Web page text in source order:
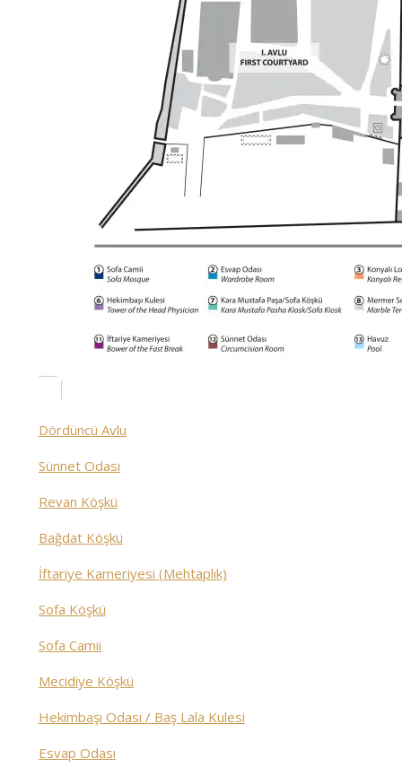
Dördüncü Avlu
Sünnet Odası
Revan Köşkü
Bağdat Köşkü
İftariye Kameriyesi (Mehtaplık)
Sofa Köşkü
Sofa Camii
Mecidiye Köşkü
Hekimbaşı Odası / Baş Lala Kulesi
Esvap Odası